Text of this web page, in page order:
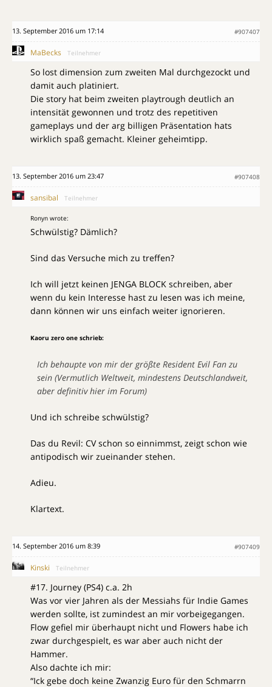
13. September 2016 um 17:14 #907407
MaBecks Teilnehmer
So lost dimension zum zweiten Mal durchgezockt und
damit auch platiniert.
Die story hat beim zweiten playtrough deutlich an
intensität gewonnen und trotz des repetitiven
gameplays und der arg billigen Präsentation hats
wirklich spaß gemacht. Kleiner geheimtipp.
13. September 2016 um 23:47 #907408
sansibal Teilnehmer
Ronyn wrote:
Schwülstig? Dämlich?
Sind das Versuche mich zu treffen?
Ich will jetzt keinen JENGA BLOCK schreiben, aber
wenn du kein Interesse hast zu lesen was ich meine,
dann können wir uns einfach weiter ignorieren.
Kaoru zero one schrieb:
Ich behaupte von mir der größte Resident Evil Fan zu
sein (Vermutlich Weltweit, mindestens Deutschlandweit,
aber definitiv hier im Forum)
Und ich schreibe schwülstig?
Das du Revil: CV schon so einnimmst, zeigt schon wie
antipodisch wir zueinander stehen.
Adieu.
Klartext.
14. September 2016 um 8:39 #907409
Kinski Teilnehmer
#17. Journey (PS4) c.a. 2h
Was vor vier Jahren als der Messiahs für Indie Games
werden sollte, ist zumindest an mir vorbeigegangen.
Flow gefiel mir überhaupt nicht und Flowers habe ich
zwar durchgespielt, es war aber auch nicht der
Hammer.
Also dachte ich mir:
“Ick gebe doch keine Zwanzig Euro für den Schmarrn